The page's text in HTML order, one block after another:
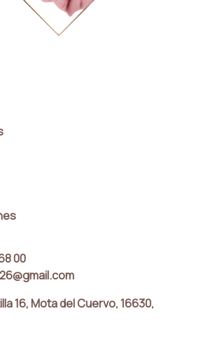
00
16, Mota del Cuervo, 16630,